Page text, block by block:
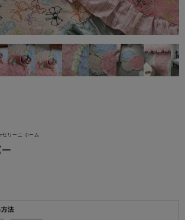
セリーニ ホーム